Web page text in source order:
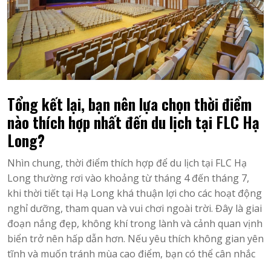
Tổng kết lại, bạn nên lựa chọn thời điểm
nào thích hợp nhất đến du lịch tại FLC Hạ
Long?
Nhìn chung, thời điểm thích hợp để du lịch tại FLC Hạ
Long thường rơi vào khoảng từ tháng 4 đến tháng 7,
khi thời tiết tại Hạ Long khá thuận lợi cho các hoạt động
nghỉ dưỡng, tham quan và vui chơi ngoài trời. Đây là giai
đoạn nắng đẹp, không khí trong lành và cảnh quan vịnh
biển trở nên hấp dẫn hơn. Nếu yêu thích không gian yên
tĩnh và muốn tránh mùa cao điểm, bạn có thể cân nhắc